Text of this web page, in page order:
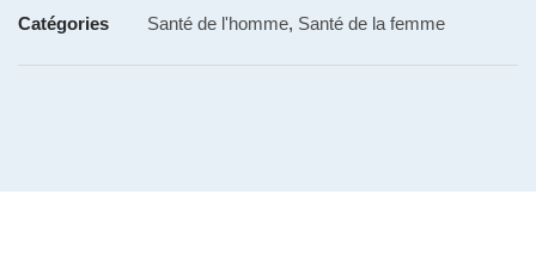
Catégories Santé de l'homme, Santé de la femme